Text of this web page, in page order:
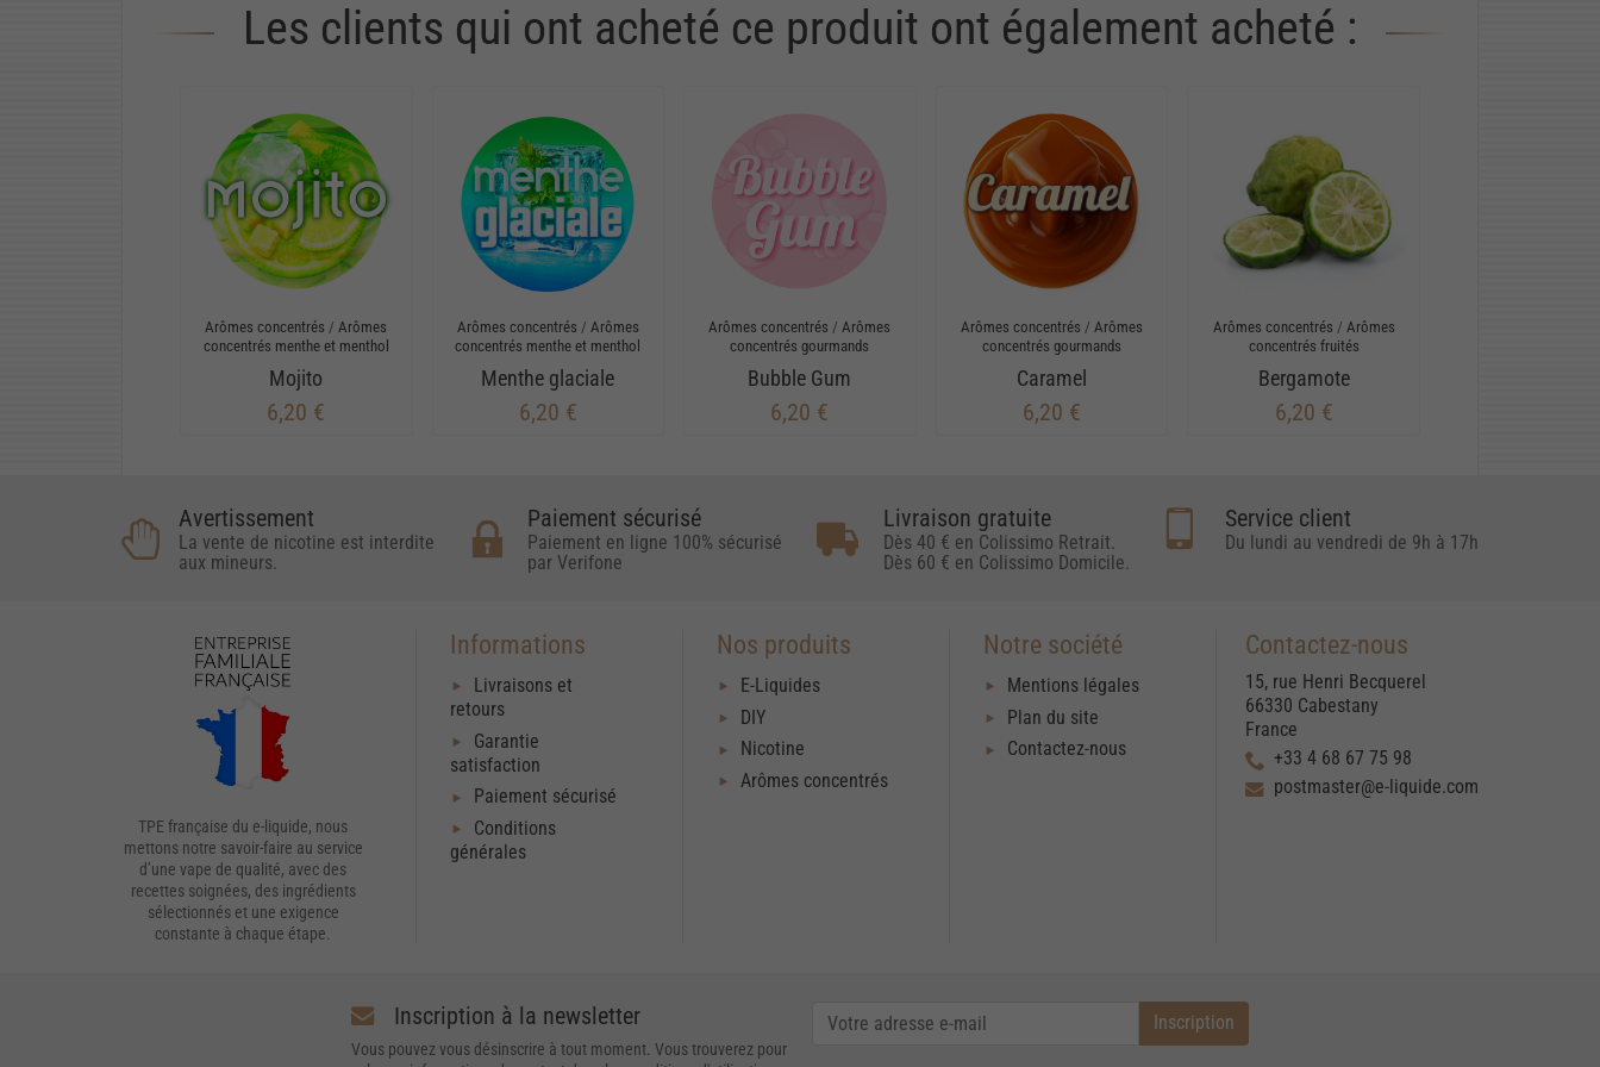
Les clients qui ont acheté ce produit ont également acheté :
Arômes concentrés /Arômes
concentrés menthe et menthol
Mojito
6,20 €
Arômes concentrés / Arômes
concentrés menthe et menthol
Menthe glaciale
6,20 €
Arômes concentrés /Arômes
concentrés gourmands
Bubble Gum
6,20 €
Arômes concentrés /Arômes
concentrés gourmands
Caramel
6,20 €
Arômes concentrés / Arômes
concentrés fruités
Bergamote
6,20 €
Avertissement
La vente de nicotine est interdite
aux mineurs.
Paiement sécurisé
Paiement en ligne 100% sécurisé
par Verifone
Livraison gratuite
Dès 40 € en Colissimo Retrait.
Dès 60 € en Colissimo Domicile.
Service client
Du lundi au vendredi de 9h à 17h
TPE française du e-liquide, nous
mettons notre savoir-faire au service
d’une vape de qualité, avec des
recettes soignées, des ingrédients
sélectionnés et une exigence
constante à chaque étape.
Informations
Livraisons et
retours
Garantie
satisfaction
Paiement sécurisé
Conditions
générales
Nos produits
E-Liquides
DIY
Nicotine
Arômes concentrés
Notre société
Mentions légales
Plan du site
Contactez-nous
Contactez-nous
15, rue Henri Becquerel
66330 Cabestany
France
+33 4 68 67 75 98
postmaster@e-liquide.com
Inscription à la newsletter
Vous pouvez vous désinscrire à tout moment. Vous trouverez pour